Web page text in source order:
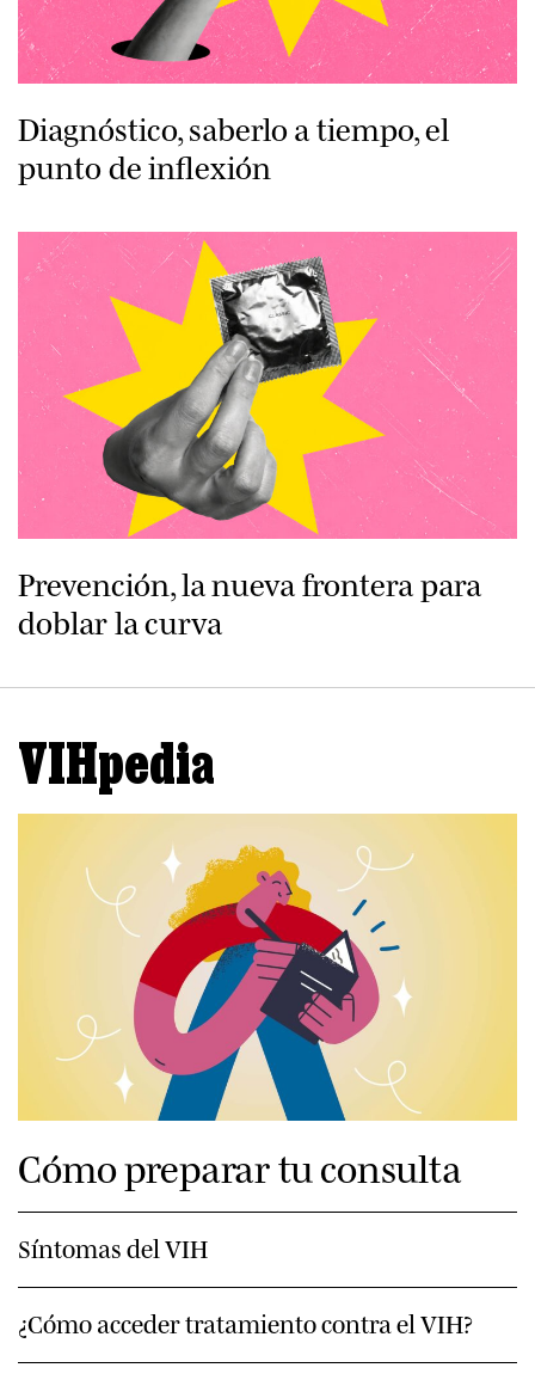
Diagnóstico, saberlo a tiempo, el
punto de inflexión
Prevención, la nueva frontera para
doblar la curva
VIHpedia
Cómo preparar tu consulta
Síntomas del VIH
¿Cómo acceder tratamiento contra el VIH?